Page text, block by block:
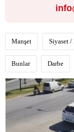
Manşet Siyaset
Bunlar Darbe